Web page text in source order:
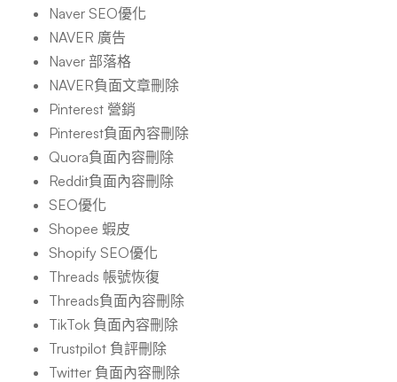
Naver SEO優化
NAVER 廣告
Naver 部落格
NAVER負面文章刪除
Pinterest 營銷
Pinterest負面內容刪除
Quora負面內容刪除
Reddit負面內容刪除
SEO優化
Shopee 蝦皮
Shopify SEO優化
Threads 帳號恢復
Threads負面內容刪除
TikTok 負面內容刪除
Trustpilot 負評刪除
Twitter 負面內容刪除